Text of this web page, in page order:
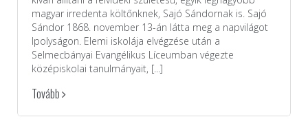
magyar irredenta költőnknek, Sajó Sándornak is. Sajó
Sándor 1868. november 13-án látta meg a napvilágot
Ipolyságon. Elemi iskolája elvégzése után a
Selmecbányai Evangélikus Líceumban végezte
középiskolai tanulmányait, [...]
Tovább